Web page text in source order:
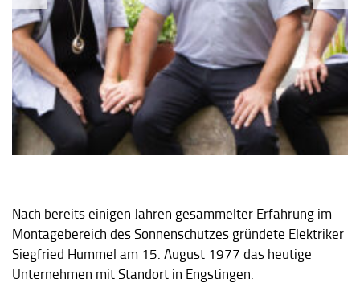
Nach bereits einigen Jahren gesammelter Erfahrung im
Montagebereich des Sonnenschutzes gründete Elektriker
Siegfried Hummel am 15. August 1977 das heutige
Unternehmen mit Standort in Engstingen.